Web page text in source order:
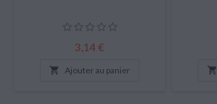
Prix
3,14 €
 Ajouter au panier 